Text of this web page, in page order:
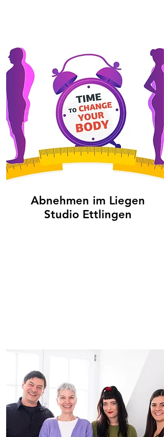
Abnehmen im Liegen
Studio Ettlingen